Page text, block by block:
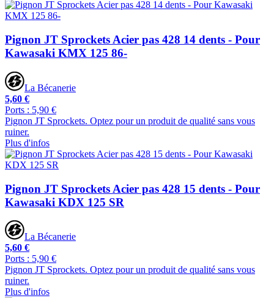
Pignon JT Sprockets Acier pas 428 14 dents - Pour
Kawasaki KMX 125 86-
La Bécanerie
5,60 €
Ports : 5,90 €
Pignon JT Sprockets. Optez pour un produit de qualité sans vous
ruiner.
Plus d'infos
Pignon JT Sprockets Acier pas 428 15 dents - Pour
Kawasaki KDX 125 SR
La Bécanerie
5,60 €
Ports : 5,90 €
Pignon JT Sprockets. Optez pour un produit de qualité sans vous
ruiner.
Plus d'infos